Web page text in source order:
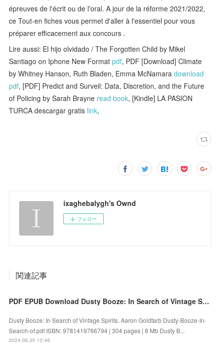
épreuves de l'écrit ou de l'oral. A jour de la réforme 2021/2022,
ce Tout-en fiches vous permet d'aller à l'essentiel pour vous
préparer efficacement aux concours .
Lire aussi: El hijo olvidado / The Forgotten Child by Mikel
Santiago on Iphone New Formatpdf, PDF [Download] Climate
by Whitney Hanson, Ruth Bladen, Emma McNamaradownload
pdf, [PDF] Predict and Surveil: Data, Discretion, and the Future
of Policing by Sarah Brayne read book, [Kindle] LA PASION
TURCA descargar gratis link,
ixaghebalygh's Ownd
フォロー
関連記事
PDF EPUB Download Dusty Booze: In Search of Vintage Spirits by Aaron Goldfarb Full Book
Dusty Booze: In Search of Vintage Spirits. Aaron Goldfarb Dusty-Booze-In-
Search-of.pdf ISBN: 9781419766794 | 304 pages | 8 Mb Dusty B...
2024.06.20 12:48